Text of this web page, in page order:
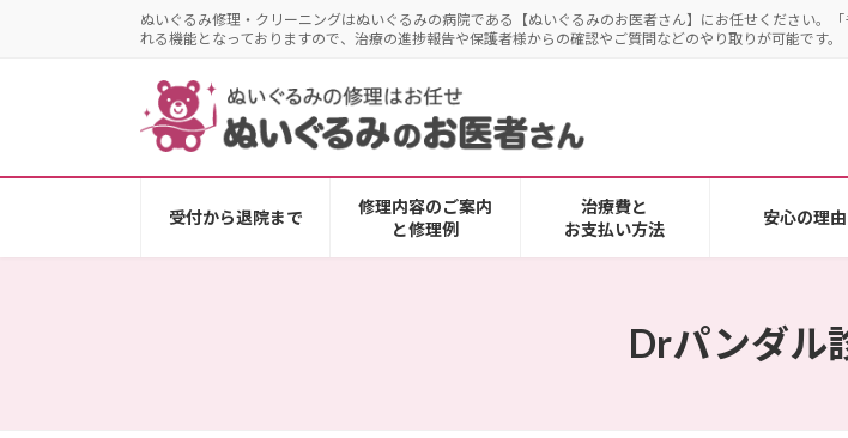
ス
ン
ぬいぐるみ修理・クリーニングはぬいぐるみの病院である【ぬいぐるみのお医者さん】にお任せください。
れる機能となっておりますので、治療の進捗報告や保護者様からの確認やご質問などのやり取りが可能です。
受付から退院まで
修理内容のご案内
と修理例
治療費と
お支払い方法
安心の理由
Drパンダル